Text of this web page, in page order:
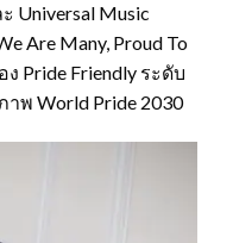
Universal Music
Are Many, Proud To
ง Pride Friendly ระดับ
พ World Pride 2030